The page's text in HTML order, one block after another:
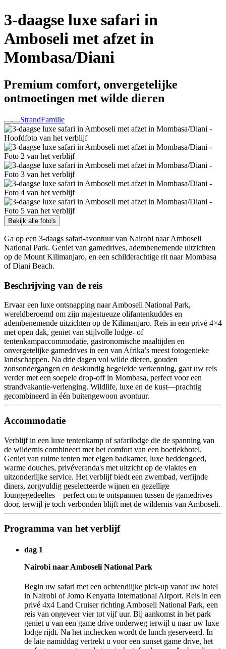
3-daagse luxe safari in
Amboseli met afzet in
Mombasa/Diani
Premium comfort, onvergetelijke
ontmoetingen met wilde dieren
StrandFamilie
Bekijk alle foto's
Ga op een 3-daags safari-avontuur van Nairobi naar Amboseli
National Park. Geniet van gamedrives, adembenemende uitzichten
op de Mount Kilimanjaro, en een schilderachtige rit naar Mombasa
of Diani Beach.
Beschrijving van de reis
Ervaar een luxe ontsnapping naar Amboseli National Park,
wereldberoemd om zijn majestueuze olifantenkuddes en
adembenemende uitzichten op de Kilimanjaro. Reis in een privé 4×4
met open dak, geniet van stijlvolle lodge- of
tentenkampaccommodatie, gastronomische maaltijden en
onvergetelijke gamedrives in een van Afrika’s meest fotogenieke
landschappen. Na drie dagen vol wilde dieren, gouden
zonsondergangen en deskundig begeleide verkenning, gaat uw reis
verder met een soepele drop-off in Mombasa, perfect voor een
strandvakantie-verlenging. Wildlife, luxe en de kust—prachtig
gecombineerd in één buitengewoon avontuur.
Accommodatie
Verblijf in een luxe tentenkamp of safarilodge die de spanning van
de wildernis combineert met het comfort van een boetiekhotel.
Geniet van ruime tenten met eigen badkamer, luxe beddengoed,
warme douches, privéveranda's met uitzicht op de vlaktes en
uitzonderlijke service. Het verblijf biedt een zwembad, verfijnde
diners, zorgvuldig geselecteerde wijnen en gezellige
loungegedeeltes—perfect om te ontspannen tussen de gamedrives
door, terwijl je toch verbonden blijft met de wildernis van Amboseli.
Programma van het verblijf
dag 1
Nairobi naar Amboseli National Park
Begin uw safari met een ochtendlijke pick-up vanaf uw hotel
in Nairobi of Jomo Kenyatta International Airport. Reis in een
privé 4x4 Land Cruiser richting Amboseli National Park, een
reis van ongeveer vier tot vijf uur. Bij aankomst in het park
geniet u van een game drive onderweg terwijl u naar uw luxe
lodge rijdt. Na het inchecken wordt de lunch geserveerd. In
de late namiddag vertrekt u voor een sunset game drive, het